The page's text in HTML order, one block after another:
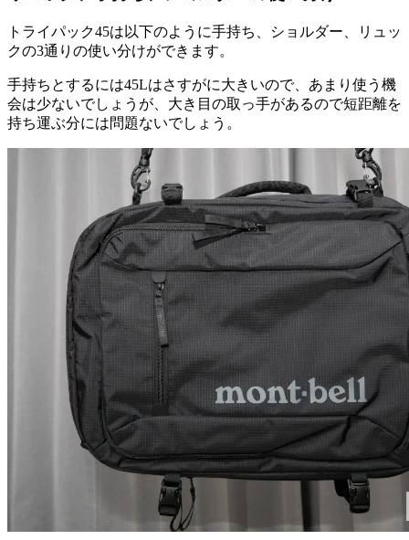
トライパック45は以下のように手持ち、ショルダー、リュッ
クの3通りの使い分けができます。
手持ちとするには45Lはさすがに大きいので、あまり使う機
会は少ないでしょうが、大き目の取っ手があるので短距離を
持ち運ぶ分には問題ないでしょう。